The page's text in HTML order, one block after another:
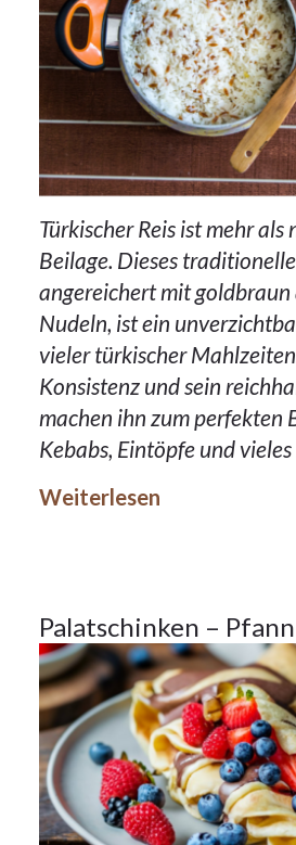
Türkischer Reis ist mehr als
Beilage. Dieses
angereichert mit
Nudeln, ist ein
vieler türkischer
Konsistenz und sein
machen ihn zum perfekten
Kebabs, Eintöpfe und vieles
Weiterlesen
26
OKT.
2023
26Okt.
Palatschinken –